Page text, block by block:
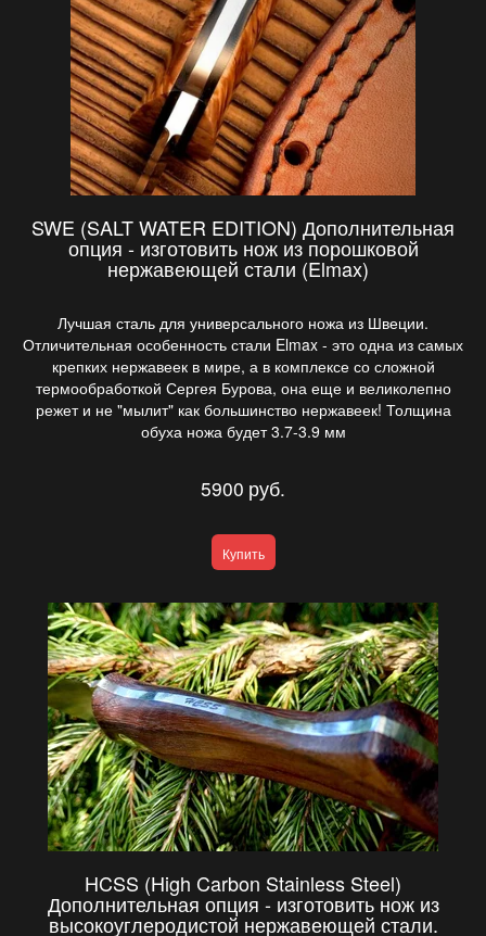
SWE (SALT WATER EDITION) Дополнительная
опция - изготовить нож из порошковой
нержавеющей стали (Elmax)
Лучшая сталь для универсального ножа из Швеции.
Отличительная особенность стали Elmax - это одна из самых
крепких нержавеек в мире, а в комплексе со сложной
термообработкой Сергея Бурова, она еще и великолепно
режет и не "мылит" как большинство нержавеек! Толщина
обуха ножа будет 3.7-3.9 мм
5900 руб.
Купить
HCSS (High Carbon Stainless Steel)
Дополнительная опция - изготовить нож из
высокоуглеродистой нержавеющей стали.